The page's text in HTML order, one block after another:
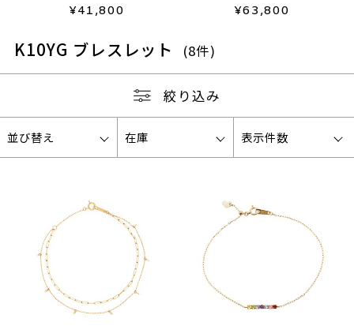
ット
¥41,800 ¥63,800
K10YG ブレスレット (8件)
絞り込み
並び替え 在庫 表示件数